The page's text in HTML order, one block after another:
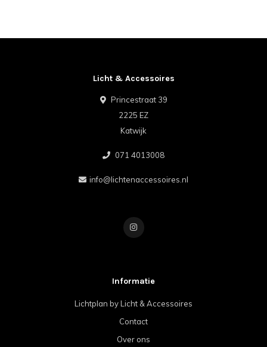
Licht & Accessoires
Princestraat 39
2225 EZ
Katwijk
071 4013008
info@lichtenaccessoires.nl
Informatie
Lichtplan by Licht & Accessoires
Contact
Over ons